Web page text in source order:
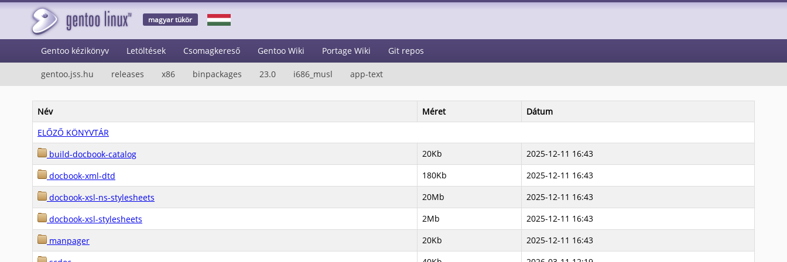
magyar tükör
Gentoo kézikönyv Letöltések Csomagkereső Gentoo Wiki Portage Wiki Git repos
gentoo.jss.hu releases x86 binpackages 23.0 i686_musl app-text
Név Méret
Dátum
ELŐZŐ KÖNYVTÁR
build-docbook-catalog
20Kb
2025-12-11 16:43
docbook-xml-dtd
180Kb
2025-12-11 16:43
docbook-xsl-ns-stylesheets
20Mb
2025-12-11 16:43
docbook-xsl-stylesheets
2Mb
2025-12-11 16:43
manpager
20Kb
2025-12-11 16:43